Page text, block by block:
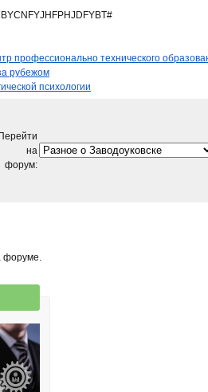
профессионально технического
рубежом
психологии
Перейти
на
форум:
форуме.